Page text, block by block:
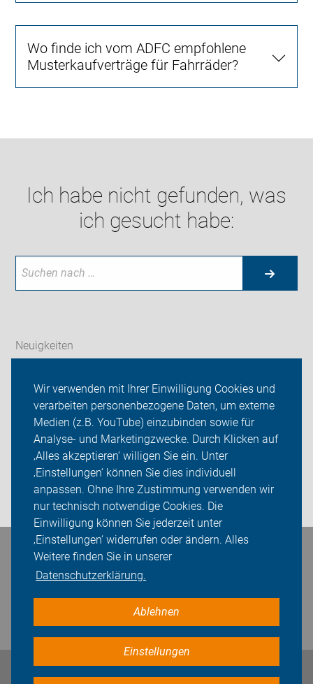
Wir verwenden mit Ihrer Einwilligung Cookies und
verarbeiten personenbezogene Daten, um externe
Medien (z.B. YouTube) einzubinden sowie für
Analyse- und Marketingzwecke. Durch Klicken auf
‚Alles akzeptieren‘ willigen Sie ein. Unter
‚Einstellungen‘ können Sie dies individuell
anpassen. Ohne Ihre Zustimmung verwenden wir
nur technisch notwendige Cookies. Die
Einwilligung können Sie jederzeit unter
‚Einstellungen‘ widerrufen oder ändern. Alles
Weitere finden Sie in unserer
Datenschutzerklärung.
Ablehnen
Einstellungen
Wo finde ich vom ADFC empfohlene
Musterkaufverträge für Fahrräder?
Ich habe nicht gefunden, was
ich gesucht habe:
Neuigkeiten
Info Fahrradtouren
Sei dabei
Presse
Login
Bleiben Sie in Kontakt